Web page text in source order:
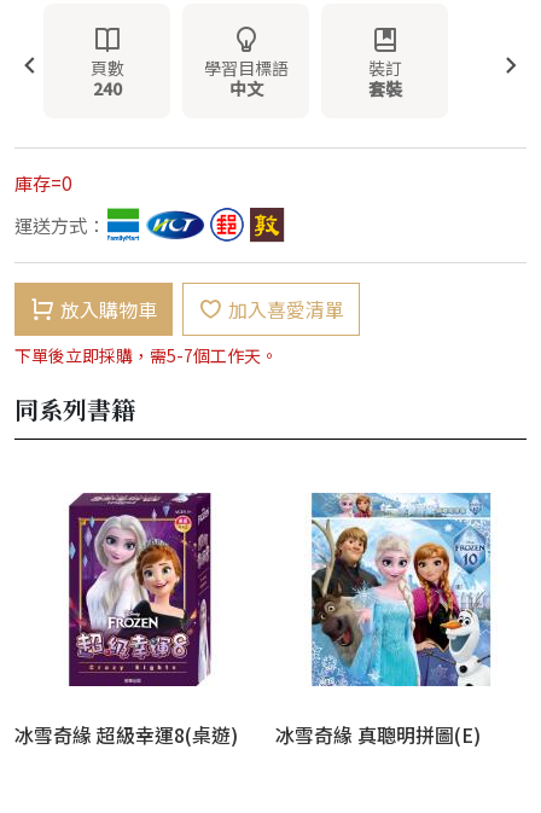
頁數
240
學習目標語
中文
裝訂
套裝
庫存=0
運送方式：
放入購物車 加入喜愛清單
下單後立即採購，需5-7個工作天。
同系列書籍
冰雪奇緣 超級幸運8(桌遊) 冰雪奇緣 真聰明拼圖(E)